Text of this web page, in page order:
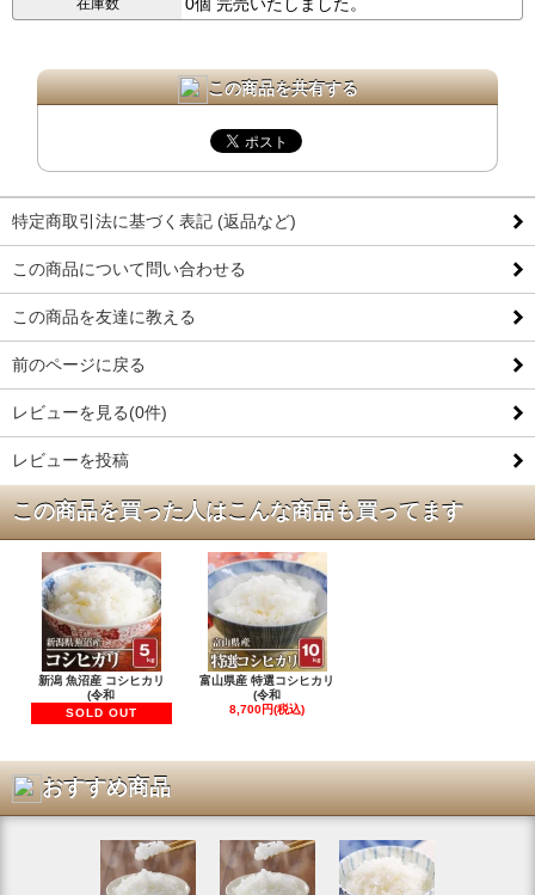
在庫数
この商品を共有する
特定商取引法に基づく表記 (返品など)
この商品について問い合わせる
この商品を友達に教える
前のページに戻る
レビューを見る(0件)
レビューを投稿
この商品を買った人はこんな商品も買ってます
新潟 魚沼産 コシヒカリ
(令和
SOLD OUT
富山県産 特選コシヒカリ
(令和
8,700円(税込)
おすすめ商品